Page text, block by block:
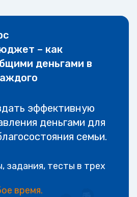
– как
деньгами в
эффективную
деньгами для
семьи.
задания, тесты в трех
время.